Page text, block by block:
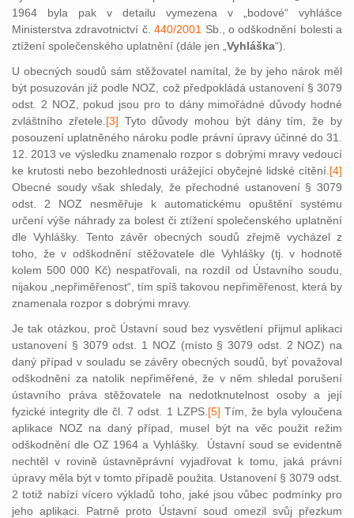
1964 byla pak v detailu vymezena v „bodové“ vyhlášce
Ministerstva zdravotnictví č.440/2001 Sb., o odškodnění bolesti a
ztížení společenského uplatnění (dále jen „ Vyhláška“).
U obecných soudů sám stěžovatel namítal, že by jeho nárok měl
být posuzován již podle NOZ, což předpokládá ustanovení § 3079
odst. 2 NOZ, pokud jsou pro to dány mimořádné důvody hodné
zvláštního zřetele. [3] Tyto důvody mohou být dány tím, že by
posouzení uplatněného nároku podle právní úpravy účinné do 31.
12. 2013 ve výsledku znamenalo rozpor s dobrými mravy vedoucí
ke krutosti nebo bezohlednosti urážející obyčejné lidské cítění. [4]
Obecné soudy však shledaly, že přechodné ustanovení § 3079
odst. 2 NOZ nesměřuje k automatickému opuštění systému
určení výše náhrady za bolest či ztížení společenského uplatnění
dle Vyhlášky. Tento závěr obecných soudů zřejmě vycházel z
toho, že v odškodnění stěžovatele dle Vyhlášky (tj. v hodnotě
kolem 500 000 Kč) nespatřovali, na rozdíl od Ústavního soudu,
nijakou „nepřiměřenost“, tím spíš takovou nepřiměřenost, která by
znamenala rozpor s dobrými mravy.
Je tak otázkou, proč Ústavní soud bez vysvětlení přijmul aplikaci
ustanovení § 3079 odst. 1 NOZ (místo § 3079 odst. 2 NOZ) na
daný případ v souladu se závěry obecných soudů, byť považoval
odškodnění za natolik nepřiměřené, že v něm shledal porušení
ústavního práva stěžovatele na nedotknutelnost osoby a její
fyzické integrity dle čl. 7 odst. 1 LZPS. [5] Tím, že byla vyloučena
aplikace NOZ na daný případ, musel být na věc použit režim
odškodnění dle OZ 1964 a Vyhlášky. Ústavní soud se evidentně
nechtěl v rovině ústavněprávní vyjadřovat k tomu, jaká právní
úpravy měla být v tomto případě použita. Ustanovení § 3079 odst.
2 totiž nabízí vícero výkladů toho, jaké jsou vůbec podmínky pro
jeho aplikaci. Patrně proto Ústavní soud omezil svůj přezkum